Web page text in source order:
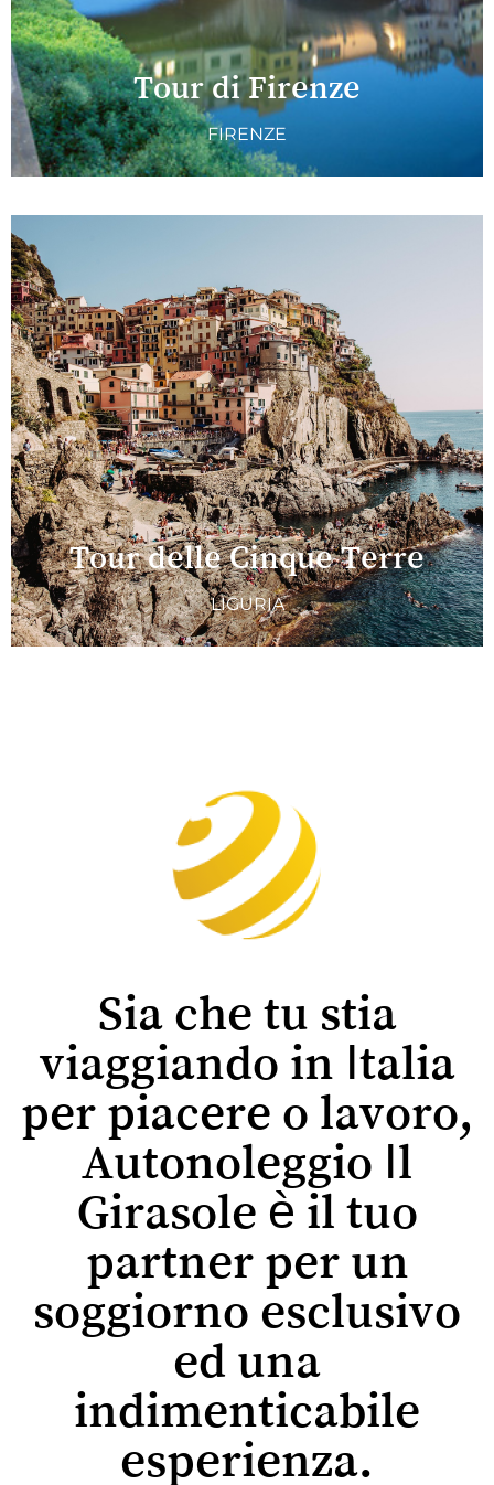
Tour di Firenze
FIRENZE
Tour delle Cinque Terre
LIGURIA
Sia che tu stia
viaggiando in Italia
per piacere o lavoro,
Autonoleggio Il
Girasole è il tuo
partner per un
soggiorno esclusivo
ed una
indimenticabile
esperienza.